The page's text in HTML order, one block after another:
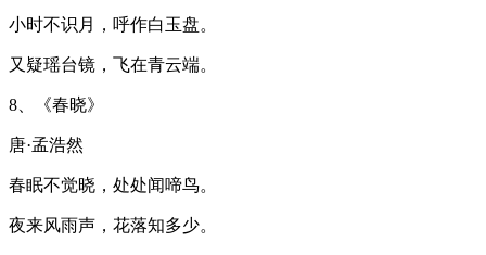
小时不识月，呼作白玉盘。
又疑瑶台镜，飞在青云端。
8、《春晓》
唐·孟浩然
春眠不觉晓，处处闻啼鸟。
夜来风雨声，花落知多少。